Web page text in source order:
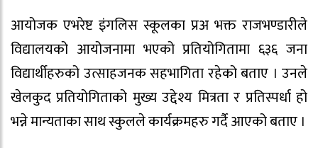
आयोजक एभरेष्ट इंगलिस स्कूलका प्रअ भक्त राजभण्डारीले
विद्यालयको आयोजनामा भएको प्रतियोगितामा ६३६ जना
विद्यार्थीहरुको उत्साहजनक सहभागिता रहेको बताए । उनले
खेलकुद प्रतियोगिताको मुख्य उद्देश्य मित्रता र प्रतिस्पर्धा हो
भन्ने मान्यताका साथ स्कुलले कार्यक्रमहरु गर्दै आएको बताए ।